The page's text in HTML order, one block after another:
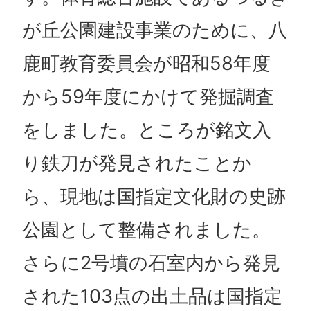
が丘公園建設事業のために、八
鹿町教育委員会が昭和58年度
から59年度にかけて発掘調査
をしました。ところが銘文入
り鉄刀が発見されたことか
ら、現地は国指定文化財の史跡
公園として整備されました。
さらに2号墳の石室内から発見
された103点の出土品は国指定